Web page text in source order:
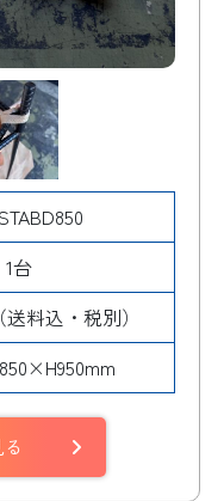
1台
料込・税別）